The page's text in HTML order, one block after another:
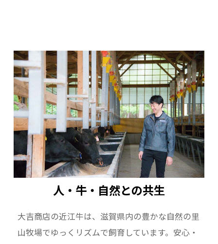
人・牛・自然との共生
大吉商店の近江牛は、滋賀県内の豊かな自然の里
山牧場でゆっくリズムで飼育しています。安心・